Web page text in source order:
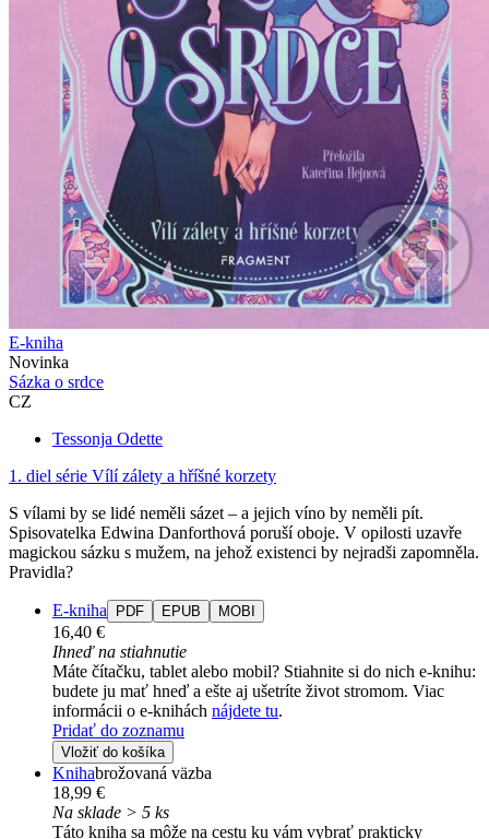
E-kniha
Novinka
Sázka o srdce
CZ
Tessonja Odette
1. diel série Vílí zálety a hříšné korzety
S vílami by se lidé neměli sázet – a jejich víno by neměli pít.
Spisovatelka Edwina Danforthová poruší oboje. V opilosti uzavře
magickou sázku s mužem, na jehož existenci by nejradši zapomněla.
Pravidla?
E-kniha PDF EPUB MOBI
16,40 €
Ihneď na stiahnutie
Máte čítačku, tablet alebo mobil? Stiahnite si do nich e-knihu:
budete ju mať hneď a ešte aj ušetríte život stromom. Viac
informácii o e-knihách nájdete tu.
Pridať do zoznamu
Vložiť do košíka
Knihabrožovaná väzba
18,99 €
Na sklade > 5 ks
Táto kniha sa môže na cestu ku vám vybrať prakticky